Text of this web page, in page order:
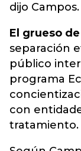
dijo Campos.
El grueso
separación
público
programa
con
tratamiento.